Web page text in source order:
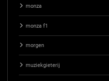
monza
monza f1
morgen
muziekgieterij